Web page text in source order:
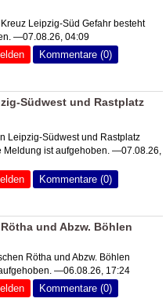
Leipzig-Süd Gefahr besteht
—07.08.26, 04:09
Kommentare (0)
Südwest und Rastplatz
Leipzig-Südwest und Rastplatz
Meldung ist aufgehoben. —07.08.26,
Kommentare (0)
und Abzw. Böhlen
Rötha und Abzw. Böhlen
—06.08.26, 17:24
Kommentare (0)